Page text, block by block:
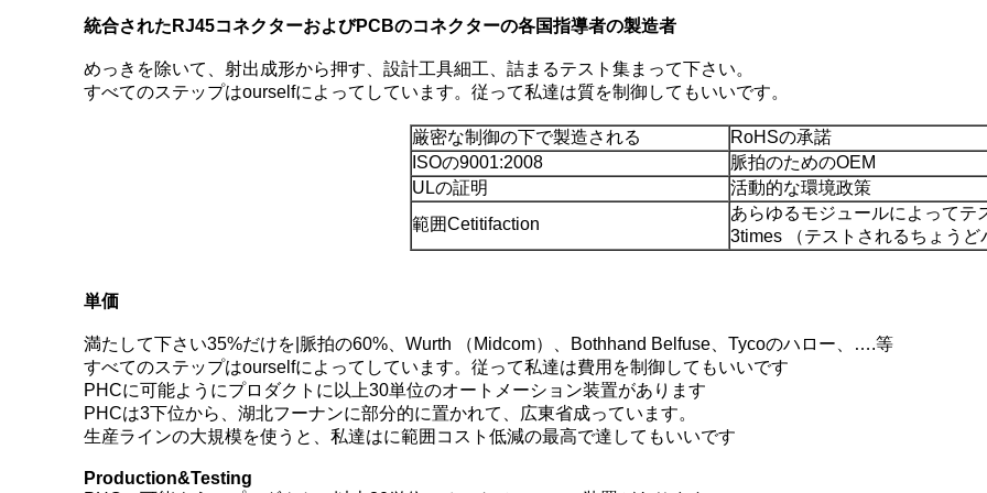
統合されたRJ45コネクターおよびPCBのコネクターの各国指導者の製造者
めっきを除いて、射出成形から押す、設計工具細工、詰まるテスト集まって下さい。
すべてのステップはourselfによってしています。従って私達は質を制御してもいいです。
厳密な制御の下で製造される
RoHSの承諾
ISOの9001:2008
脈拍のためのOEM
ULの証明
活動的な環境政策
範囲Cetitifaction
あらゆるモジュールによってテ
3times （テストされるちょうど
単価
満たして下さい35%だけを|脈拍の60%、Wurth （Midcom）、Bothhand Belfuse、Tycoのハロー、….等
すべてのステップはourselfによってしています。従って私達は費用を制御してもいいです
PHCに可能ようにプロダクトに以上30単位のオートメーション装置があります
PHCは3下位から、湖北フーナンに部分的に置かれて、広東省成っています。
生産ラインの大規模を使うと、私達はに範囲コスト低減の最高で達してもいいです
Production&Testing